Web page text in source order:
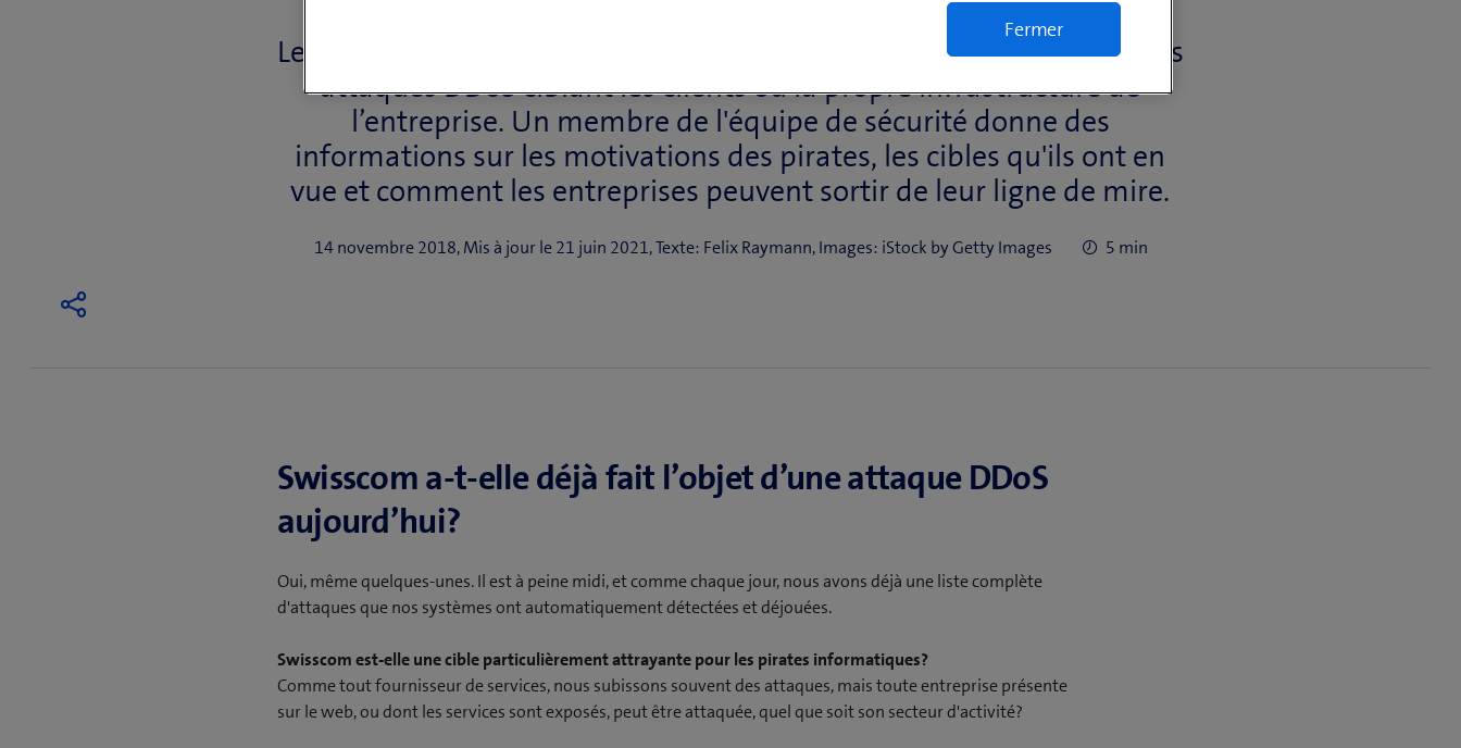
Le DDoS Protection Service de Swisscom déjoue quotidiennement des
attaques DDoS ciblant les clients ou la propre infrastructure de
l’entreprise. Un membre de l'équipe de sécurité donne des
informations sur les motivations des pirates, les cibles qu'ils ont en
vue et comment les entreprises peuvent sortir de leur ligne de mire.
14 novembre 2018, Mis à jour le 21 juin 2021, Texte: Felix Raymann, Images: iStock by Getty Images 5 min
Swisscom a-t-elle déjà fait l’objet d’une attaque DDoS
aujourd’hui?
Oui, même quelques-unes. Il est à peine midi, et comme chaque jour, nous avons déjà une liste complète
d'attaques que nos systèmes ont automatiquement détectées et déjouées.
Swisscom est-elle une cible particulièrement attrayante pour les pirates informatiques?
Comme tout fournisseur de services, nous subissons souvent des attaques, mais toute entreprise présente
sur le web, ou dont les services sont exposés, peut être attaquée, quel que soit son secteur d'activité?
Fermer